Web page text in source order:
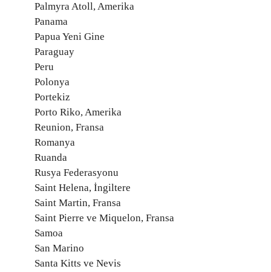
Palmyra Atoll, Amerika
Panama
Papua Yeni Gine
Paraguay
Peru
Polonya
Portekiz
Porto Riko, Amerika
Reunion, Fransa
Romanya
Ruanda
Rusya Federasyonu
Saint Helena, İngiltere
Saint Martin, Fransa
Saint Pierre ve Miquelon, Fransa
Samoa
San Marino
Santa Kitts ve Nevis